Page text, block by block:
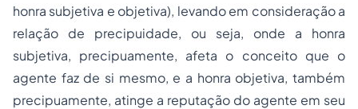
honra subjetiva e objetiva), levando em consideração a
relação de precipuidade, ou seja, onde a honra
subjetiva, precipuamente, afeta o conceito que o
agente faz de si mesmo, e a honra objetiva, também
precipuamente, atinge a reputação do agente em seu